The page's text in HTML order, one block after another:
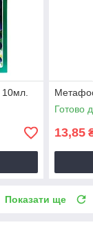
10мл.
Готово
13,85
Показати ще